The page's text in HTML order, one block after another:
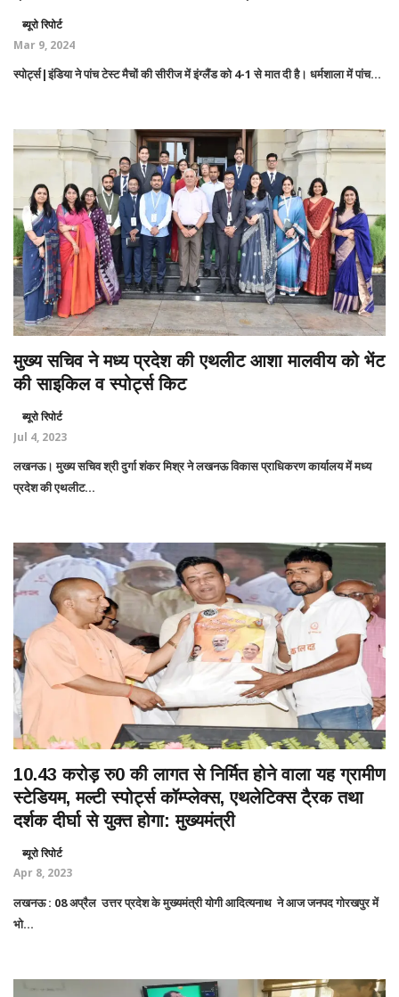
ब्यूरो रिपोर्ट
Mar 9, 2024
स्पोर्ट्स|इंडिया ने पांच टेस्ट मैचों की सीरीज में इंग्लैंड को 4-1 से मात दी है। धर्मशाला में पांच...
मुख्य सचिव ने मध्य प्रदेश की एथलीट आशा मालवीय को भेंट
की साइकिल व स्पोर्ट्स किट
ब्यूरो रिपोर्ट
Jul 4, 2023
लखनऊ। मुख्य सचिव श्री दुर्गा शंकर मिश्र ने लखनऊ विकास प्राधिकरण कार्यालय में मध्य
प्रदेश की एथलीट...
10.43 करोड़ रु0 की लागत से निर्मित होने वाला यह ग्रामीण
स्टेडियम, मल्टी स्पोर्ट्स कॉम्प्लेक्स, एथलेटिक्स टै्रक तथा
दर्शक दीर्घा से युक्त होगा: मुख्यमंत्री
ब्यूरो रिपोर्ट
Apr 8, 2023
लखनऊ : 08 अप्रैल उत्तर प्रदेश के मुख्यमंत्री योगी आदित्यनाथ ने आज जनपद गोरखपुर में
भो...